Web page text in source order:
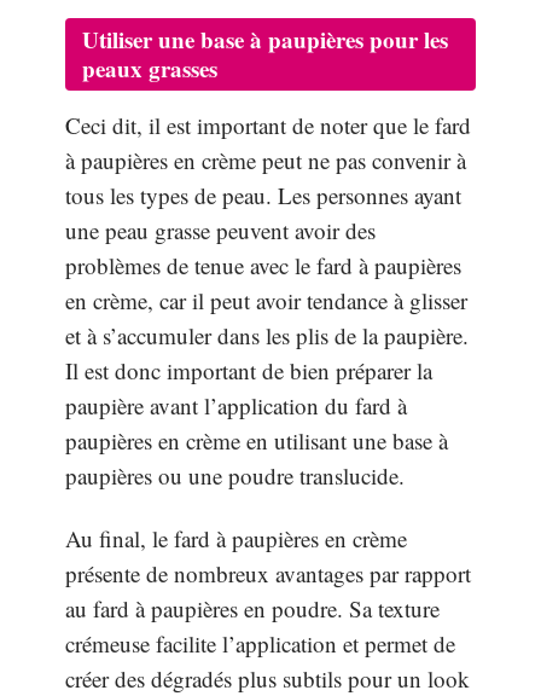
Utiliser une base à paupières pour les
peaux grasses
Ceci dit, il est important de noter que le fard
à paupières en crème peut ne pas convenir à
tous les types de peau. Les personnes ayant
une peau grasse peuvent avoir des
problèmes de tenue avec le fard à paupières
en crème, car il peut avoir tendance à glisser
et à s’accumuler dans les plis de la paupière.
Il est donc important de bien préparer la
paupière avant l’application du fard à
paupières en crème en utilisant une base à
paupières ou une poudre translucide.
Au final, le fard à paupières en crème
présente de nombreux avantages par rapport
au fard à paupières en poudre. Sa texture
crémeuse facilite l’application et permet de
créer des dégradés plus subtils pour un look